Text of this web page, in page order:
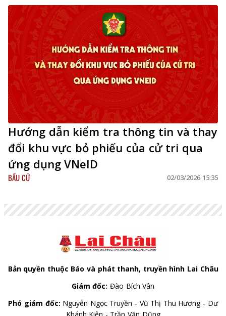
Hướng dẫn kiểm tra thông tin và thay
đổi khu vực bỏ phiếu của cử tri qua
ứng dụng VNeID
BẦU CỬ 02/03/2026 15:35
Bản quyền thuộc Báo và phát thanh, truyền hình Lai Châu
Giám đốc: Đào Bích Vân
Phó giám đốc: Nguyễn Ngọc Truyền - Vũ Thị Thu Hương - Dư
Khánh Kiên - Trần Văn Dũng